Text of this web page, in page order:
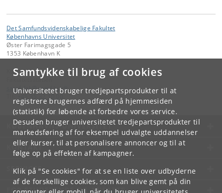
Samtykke til brug af cookies
Universitetet bruger tredjepartsprodukter til at
registrere brugernes adfærd på hjemmesiden
(statistik) for løbende at forbedre vores service.
Desuden bruger universitetet tredjepartsprodukter til
markedsføring af for eksempel udvalgte uddannelser
eller kurser, til at personalisere annoncer og til at
følge op på effekten af kampagner.
Klik på "Se cookies" for at se en liste over udbyderne
af de forskellige cookies, som kan blive gemt på din
Det Samfundsvidenskabelige Fakultet
Københavns Universitet
Øster Farimagsgade 5
1353 København K
Kontakt:
Fakultetsstaben
samf-fak @samf.ku.dk
KØBENHAVNS UNIVERSITET
KONTAKT
SERVICES
FOR STUDERENDE OG ANSATTE